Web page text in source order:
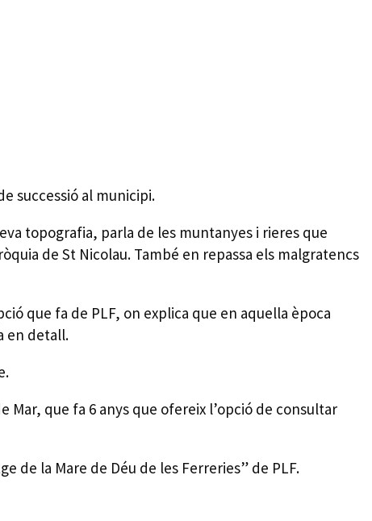
successió al municipi.
topografia, parla de les muntanyes i rieres que
de St Nicolau. També en repassa els malgratencs
que fa de PLF, on explica que en aquella època
en detall.
Mar, que fa 6 anys que ofereix l’opció de consultar
de la Mare de Déu de les Ferreries” de PLF.